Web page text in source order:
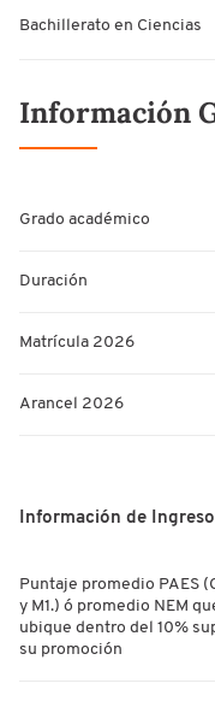
Bachillerato en Ciencias
Información
Grado académico
Duración
Matrícula 2026
Arancel 2026
Información de Ingreso
Puntaje promedio PAES
y M1.) ó promedio NEM
ubique dentro del 10%
su promoción